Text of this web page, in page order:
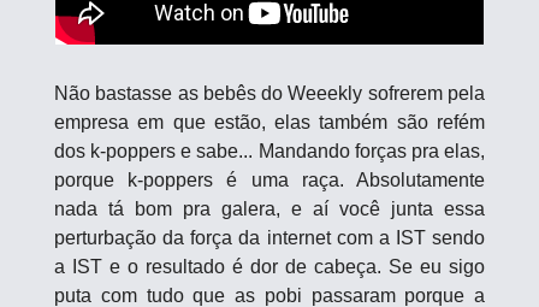
Não bastasse as bebês do Weeekly sofrerem pela
empresa em que estão, elas também são refém
dos k-poppers e sabe... Mandando forças pra elas,
porque k-poppers é uma raça. Absolutamente
nada tá bom pra galera, e aí você junta essa
perturbação da força da internet com a IST sendo
a IST e o resultado é dor de cabeça. Se eu sigo
puta com tudo que as pobi passaram porque a